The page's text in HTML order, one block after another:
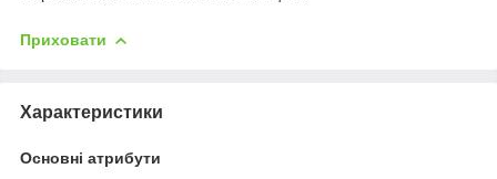
Приховати
Характеристики
Основні атрибути